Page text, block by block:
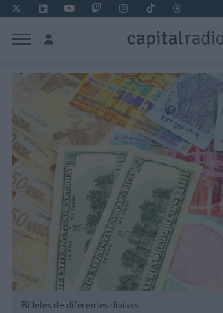
Billetes de diferentes divisas